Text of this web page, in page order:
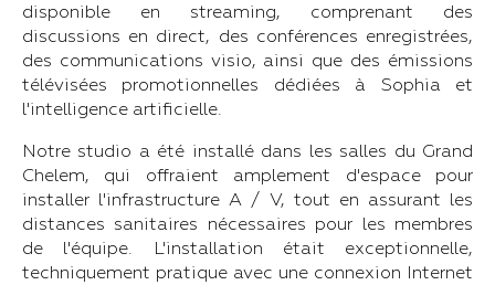
disponible en streaming, comprenant des
discussions en direct, des conférences enregistrées,
des communications visio, ainsi que des émissions
télévisées promotionnelles dédiées à Sophia et
l'intelligence artificielle.
Notre studio a été installé dans les salles du Grand
Chelem, qui offraient amplement d'espace pour
installer l'infrastructure A / V, tout en assurant les
distances sanitaires nécessaires pour les membres
de l'équipe. L'installation était exceptionnelle,
techniquement pratique avec une connexion Internet